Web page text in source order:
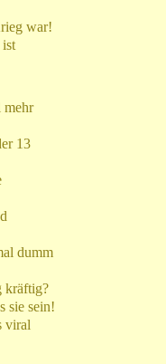
war!
mehr
13
dumm
kräftig?
sie sein!
viral